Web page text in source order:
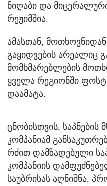
ნიღაბი და
რეჟიმშია.
ამასთან,
გაყიდვების არეალიც
მომხმარებლების
ყველა რეგიონში
დაამატა.
ცნობისთვის,
კომპანიამ
რძით დამზადებული
კომპანიის
საუბრისას აღნიშნა,